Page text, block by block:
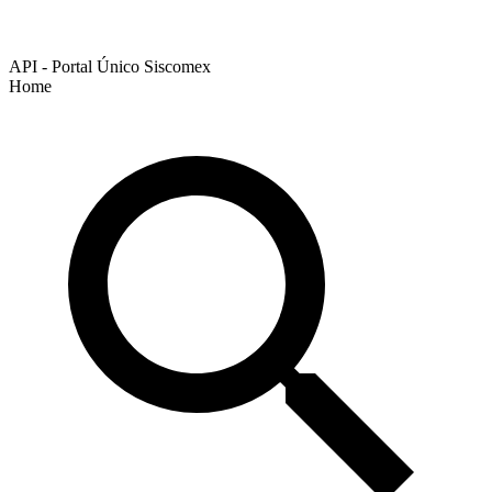
API - Portal Único Siscomex
Home